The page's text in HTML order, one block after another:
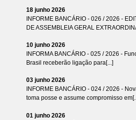
18 junho 2026
INFORME BANCÁRIO - 026 / 2026 -
DE ASSEMBLEIA GERAL
10 junho 2026
INFORMA BANCÁRIO - 025 / 2026 -
Brasil receberão ligação para[...]
03 junho 2026
INFORME BANCÁRIO - 024 / 2026 -
toma posse e assume compromisso
01 junho 2026